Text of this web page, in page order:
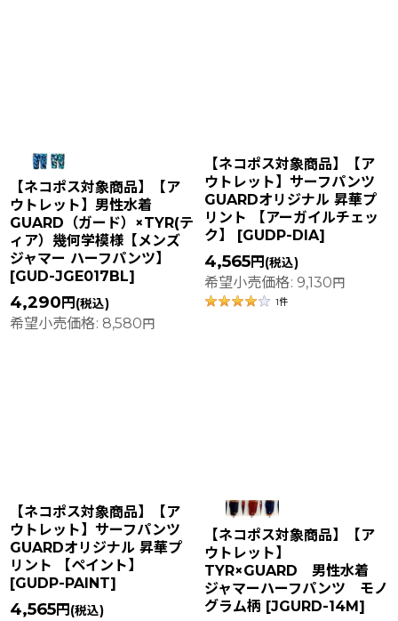
【ネコポス対象商品】【ア
ウトレット】男性水着
GUARD（ガード）×TYR(テ
ィア）幾何学模様【メンズ
ジャマー ハーフパンツ】
[GUD-JGE017BL]
4,290 円 (税込)
希望小売価格: 8,580円
【ネコポス対象商品】【ア
ウトレット】サーフパンツ
GUARDオリジナル 昇華プ
リント 【アーガイルチェッ
ク】
[GUDP-DIA]
4,565円 (税込)
希望小売価格: 9,130円
1件
【ネコポス対象商品】【ア
ウトレット】サーフパンツ
GUARDオリジナル 昇華プ
リント 【ペイント】
[GUDP-PAINT]
4,565円 (税込)
【ネコポス対象商品】【ア
ウトレット】
TYR×GUARD 男性水着
ジャマーハーフパンツ モノ
グラム柄 [JGURD-14M ]